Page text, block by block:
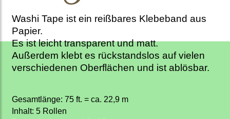
Washi Tape ist ein reißbares Klebeband aus
Papier.
Es ist leicht transparent und matt.
Außerdem klebt es rückstandslos auf vielen
verschiedenen Oberflächen und ist ablösbar.
Gesamtlänge: 75 ft. = ca. 22,9 m
Inhalt: 5 Rollen